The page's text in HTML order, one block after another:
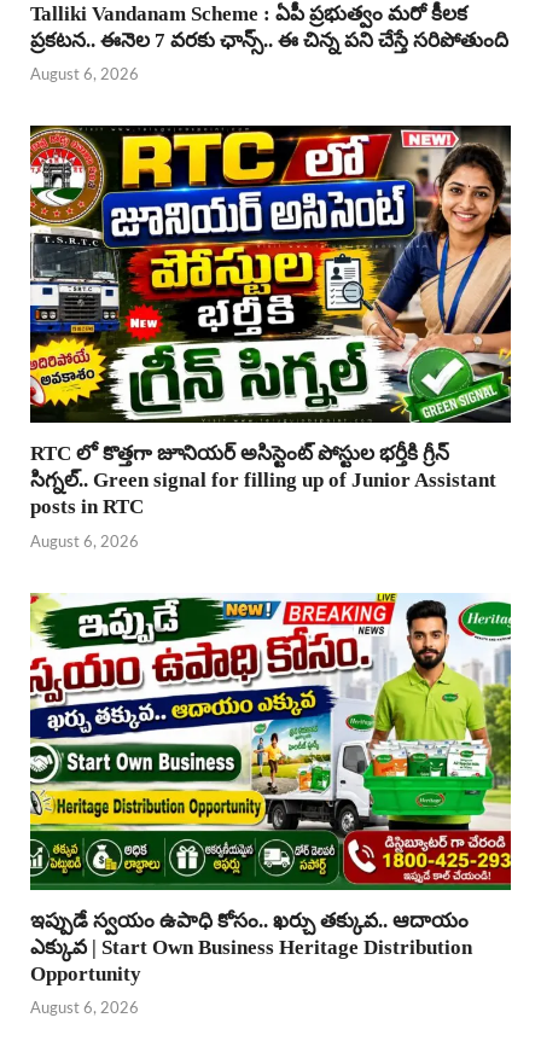
Talliki Vandanam Scheme : ఏపీ ప్రభుత్వం మరో కీలక
ప్రకటన.. ఈనెల 7 వరకు ఛాన్స్.. ఈ చిన్న పని చేస్తే సరిపోతుంది
August 6, 2026
RTC లో కొత్తగా జూనియర్ అసిస్టెంట్ పోస్టుల భర్తీకి గ్రీన్
సిగ్నల్.. Green signal for filling up of Junior Assistant
posts in RTC
August 6, 2026
ఇప్పుడే స్వయం ఉపాధి కోసం.. ఖర్చు తక్కువ.. ఆదాయం
ఎక్కువ | Start Own Business Heritage Distribution
Opportunity
August 6, 2026